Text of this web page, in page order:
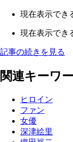
現在表示でき
現在表示でき
記事の続きを見る
関連キーワ
ヒロイン
ファン
女優
深津絵里